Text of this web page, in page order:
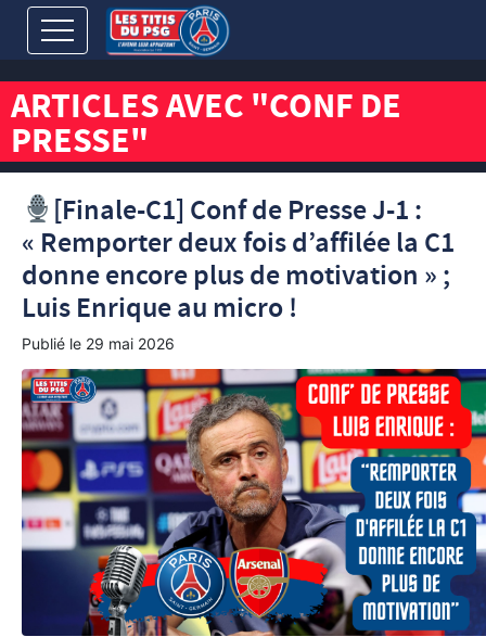
ARTICLES AVEC "CONF DE
PRESSE"
[Finale-C1] Conf de Presse J-1 :
« Remporter deux fois d’affilée la C1
donne encore plus de motivation » ;
Luis Enrique au micro !
Publié le 29 mai 2026